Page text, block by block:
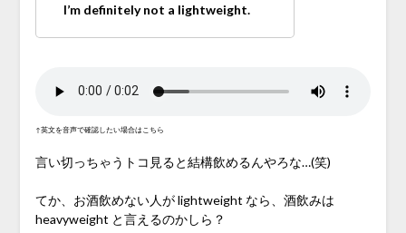
I’m definitely not a lightweight.
↑英文を音声で確認したい場合はこちら
言い切っちゃうトコ見ると結構飲めるんやろな…(笑)
てか、お酒飲めない人が lightweight なら、酒飲みは
heavyweight と言えるのかしら？